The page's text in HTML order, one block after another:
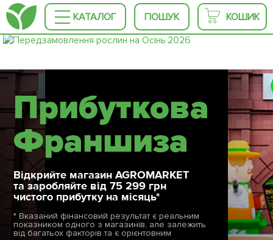
КАТАЛОГ ПОШУК КОШИК
Прибуткова
Франшиза
Відкрийте магазин AGROMARKET
та заробляйте від 75 299 грн
чистого прибутку на місяць*
* Вказаний фінансовий результат є реальним
показником одного з магазинів, але залежить
від багатьох факторів та є орієнтовним